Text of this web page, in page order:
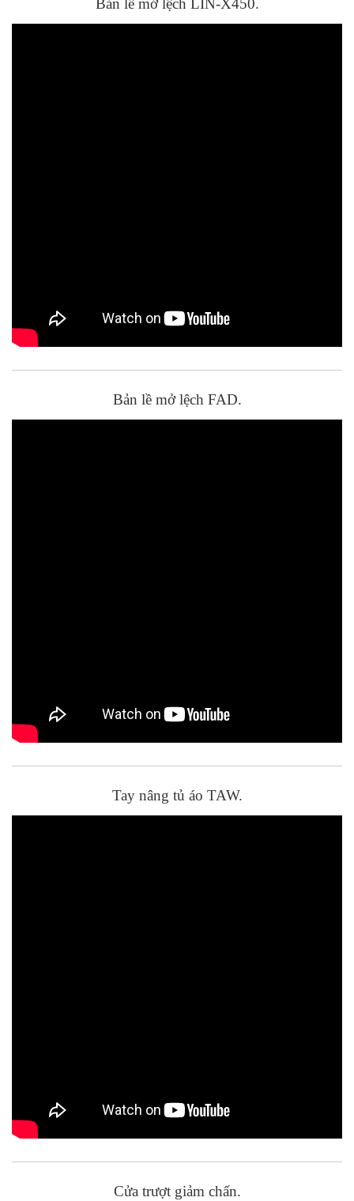
Bản lề mở lệch LIN-X450.
Bản lề mở lệch FAD.
Tay nâng tủ áo TAW.
Cửa trượt giảm chấn.